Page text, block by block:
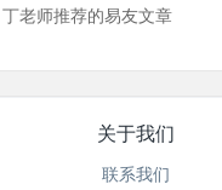
丁老师推荐的易友文章
关于我们
联系我们